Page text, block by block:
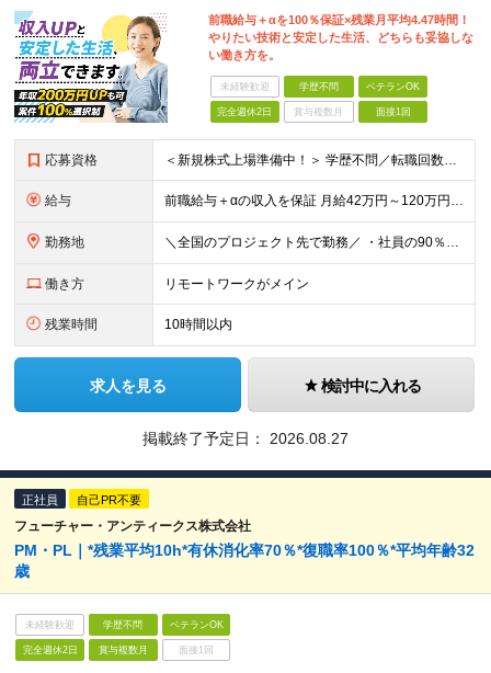
前職給与＋αを100％保証×残業月平均4.47時間！
やりたい技術と安定した生活、どちらも妥協しな
い働き方を。
未経験歓迎 学歴不問 ベテランOK
完全週休2日 賞与複数月 面接1回
応募資格 ＜新規株式上場準備中！＞ 学歴不問／転職回数不問／第二新卒歓迎／20代～50代と幅広く活躍 ▼必須要件 ・何らかのシステム開発経験をお持ちの方（開発・インフラ不問） ▼歓迎条件 ・AWS/Azur
給与 前職給与＋αの収入を保証 月給42万円～120万円＋各種手当＋賞与 給与基準が明確かつ高還元です。 一人ひとりの生活が安定して活躍いただける環境を目指しています。 ※平均年収650万円 ・還元率8
勤務地 ＼全国のプロジェクト先で勤務／ ・社員の90％以上がリモートワークを導入 ・フルリモートで全国各地から勤務可 ‐勤務地は100%希望を反映 【本社】 埼玉県草加市谷塚町580-1 エスワンプラザ3F
働き方 リモートワークがメイン
残業時間 10時間以内
求人を見る 検討中に入れる
掲載終了予定日： 2026.08.27
正社員 自己PR不要
フューチャー・アンティークス株式会社
PM・PL｜*残業平均10h*有休消化率70％*復職率100％*平均年齢32
歳
未経験歓迎 学歴不問 ベテランOK
完全週休2日 賞与複数月 面接1回